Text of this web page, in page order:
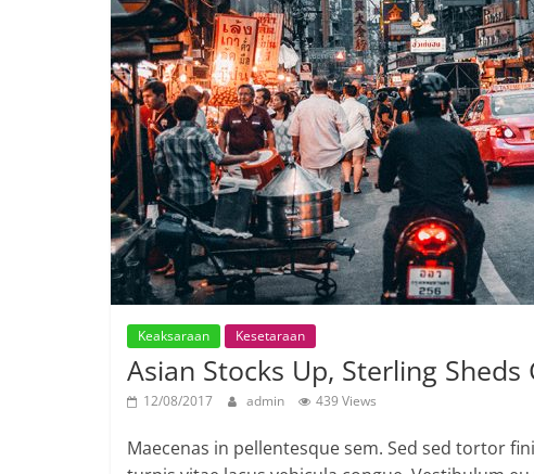
Keaksaraan Kesetaraan
Asian Stocks Up, Sterling
12/08/2017 admin 439 Views
Maecenas in pellentesque sem. Sed sed tortor